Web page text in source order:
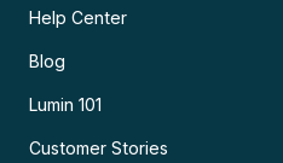
Help Center
Blog
Lumin 101
Customer Stories